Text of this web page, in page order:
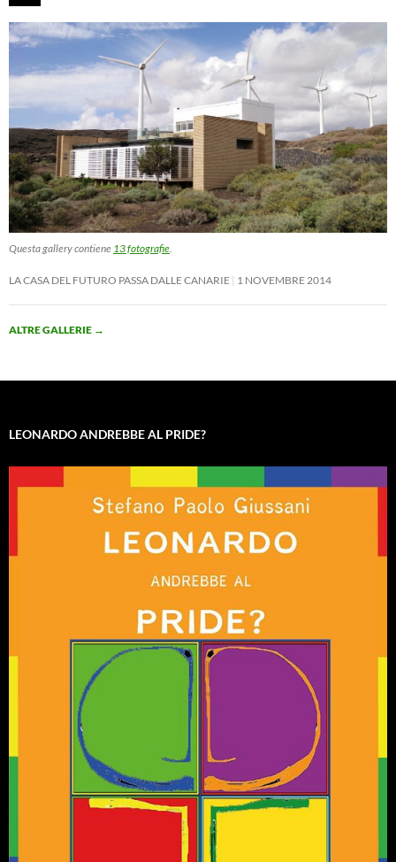
Questa gallery contiene 13 fotografie
LA CASA DEL FUTURO PASSA DALLE CANARIE 1 NOVEMBRE 2014
ALTRE GALLERIE →
LEONARDO ANDREBBE AL PRIDE?